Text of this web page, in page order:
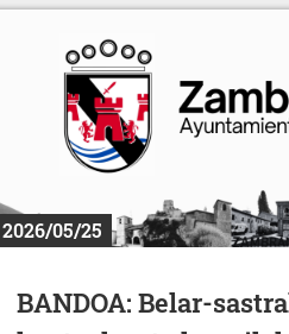
2026/05/25
BANDOA: Belar-